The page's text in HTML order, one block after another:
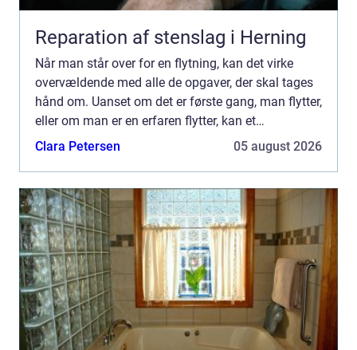
Reparation af stenslag i Herning
Når man står over for en flytning, kan det virke
overvældende med alle de opgaver, der skal tages
hånd om. Uanset om det er første gang, man flytter,
eller om man er en erfaren flytter, kan et
professionelt flyttefirma ...
Clara Petersen 05 august 2026